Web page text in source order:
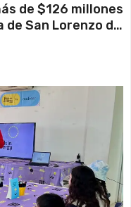
de $126 millones
de San Lorenzo de